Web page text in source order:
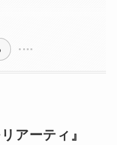
アーティ』